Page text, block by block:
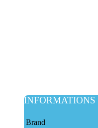
INFORMATIONS
Brand